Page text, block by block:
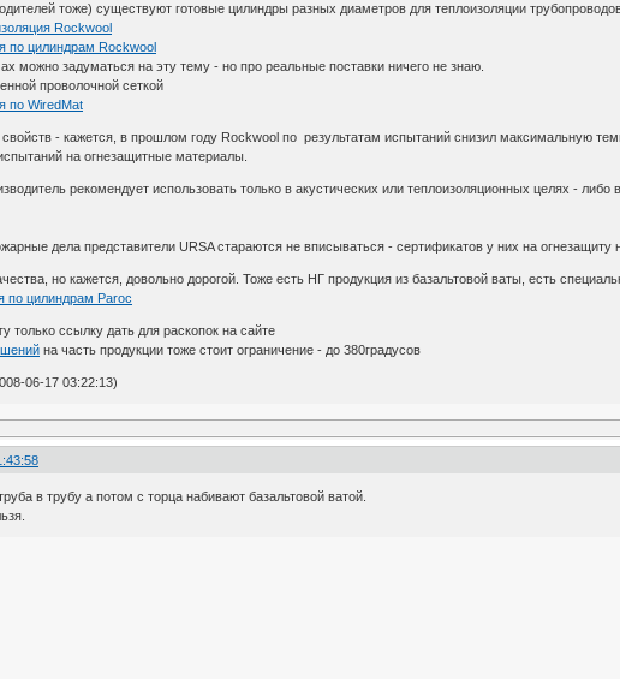
тоже) существуют готовые цилиндры разных диаметров для теплоизоляции
Rockwool
по цилиндрам Rockwool
можно задуматься на эту тему - но про реальные поставки ничего не знаю.
проволочной сеткой
по WiredMat
- кажется, в прошлом году Rockwool по результатам испытаний снизил максимальную
на огнезащитные материалы.
рекомендует использовать только в акустических или теплоизоляционных целях -
дела представители URSA стараются не вписываться - сертификатов у них на
но кажется, довольно дорогой. Тоже есть НГ продукция из базальтовой ваты, есть
по цилиндрам Paroc
только ссылку дать для раскопок на сайте
на часть продукции тоже стоит ограничение - до 380градусов
06-17 03:22:13)
в трубу а потом с торца набивают базальтовой ватой.